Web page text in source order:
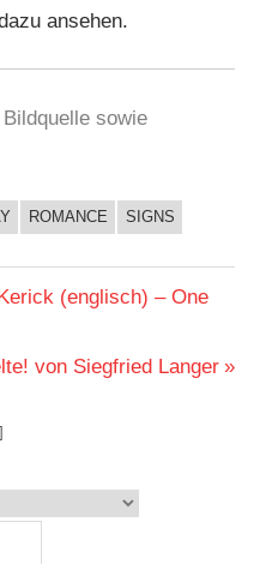
ansehen.
sowie
ROMANCE SIGNS
(englisch) – One
von Siegfried Langer